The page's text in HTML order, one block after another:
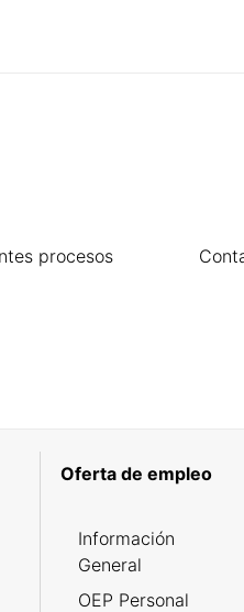
procesos
Oferta de empleo
Información
General
OEP Personal